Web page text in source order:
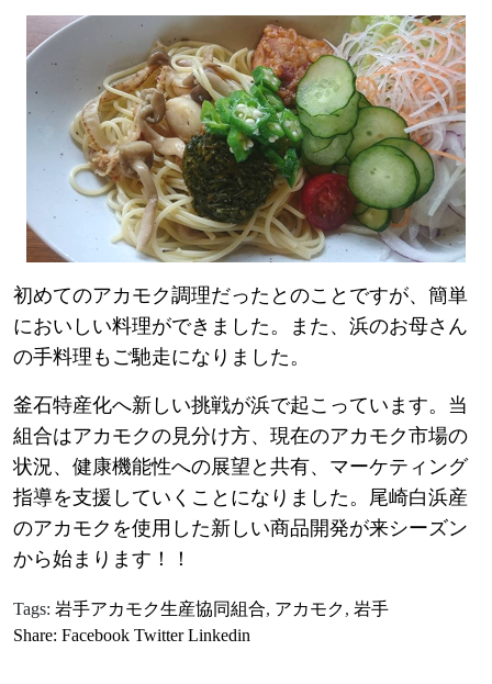
初めてのアカモク調理だったとのことですが、簡単
においしい料理ができました。また、浜のお母さん
の手料理もご馳走になりました。
釜石特産化へ新しい挑戦が浜で起こっています。当
組合はアカモクの見分け方、現在のアカモク市場の
状況、健康機能性への展望と共有、マーケティング
指導を支援していくことになりました。尾崎白浜産
のアカモクを使用した新しい商品開発が来シーズン
から始まります！！
Tags: 岩手アカモク生産協同組合, アカモク, 岩手
Share: Facebook Twitter Linkedin